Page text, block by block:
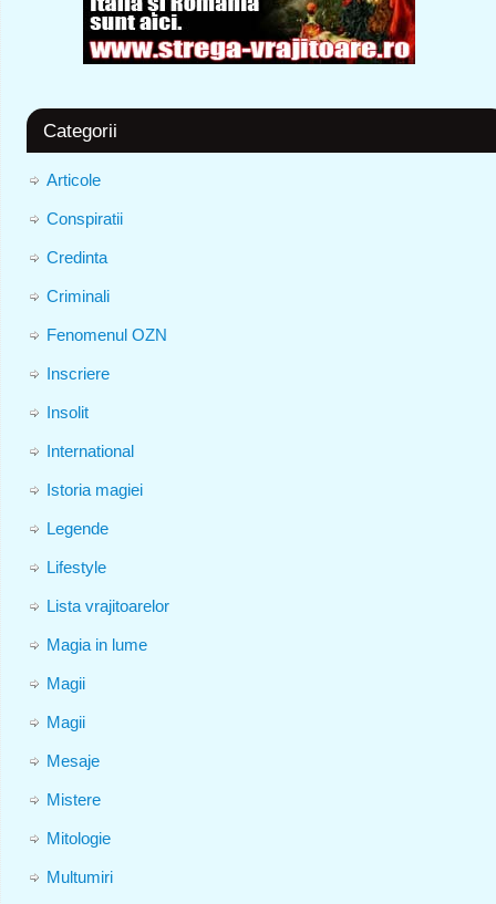
Categorii
Articole
Conspiratii
Credinta
Criminali
Fenomenul OZN
Inscriere
Insolit
International
Istoria magiei
Legende
Lifestyle
Lista vrajitoarelor
Magia in lume
Magii
Magii
Mesaje
Mistere
Mitologie
Multumiri